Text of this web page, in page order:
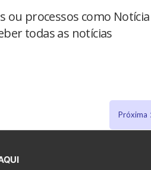
ou processos como Notícia
todas as notícias
Próxima